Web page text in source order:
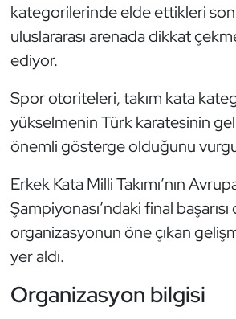
kategorilerinde elde ettikleri
uluslararası arenada dikkat
ediyor.
Spor otoriteleri, takım kata
yükselmenin Türk karatesinin
önemli gösterge olduğunu
Erkek Kata Milli Takımı’nın
Şampiyonası’ndaki final başarısı
organizasyonun öne çıkan
yer aldı.
Organizasyon bilgisi
Özel Sporcular
Paralimpik
Ragbi
Satranç
Su Topu
Sualtı Sporları
Tenis